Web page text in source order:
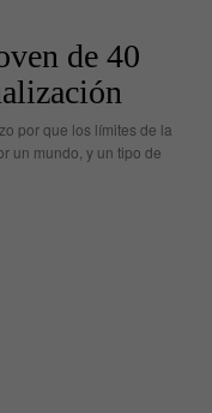
de 40
por que los límites de la
un mundo, y un tipo de